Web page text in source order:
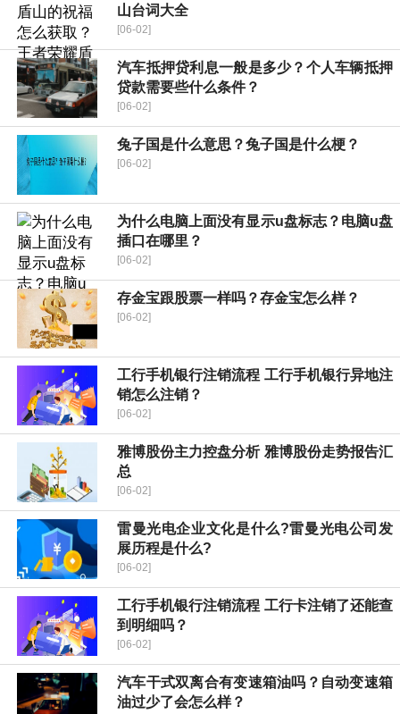
山台词大全
[06-02]
汽车抵押贷利息一般是多少？个人车辆抵押
贷款需要些什么条件？
[06-02]
兔子国是什么意思？兔子国是什么梗？
[06-02]
为什么电脑上面没有显示u盘标志？电脑u盘
插口在哪里？
[06-02]
存金宝跟股票一样吗？存金宝怎么样？
[06-02]
工行手机银行注销流程 工行手机银行异地注
销怎么注销？
[06-02]
雅博股份主力控盘分析 雅博股份走势报告汇
总
[06-02]
雷曼光电企业文化是什么?雷曼光电公司发
展历程是什么?
[06-02]
工行手机银行注销流程 工行卡注销了还能查
到明细吗？
[06-02]
汽车干式双离合有变速箱油吗？自动变速箱
油过少了会怎么样？